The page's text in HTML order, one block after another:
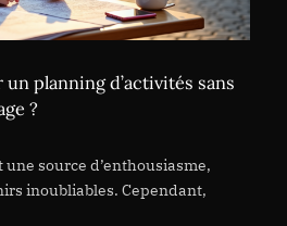
planning d’activités sans
?
source d’enthousiasme,
inoubliables. Cependant,